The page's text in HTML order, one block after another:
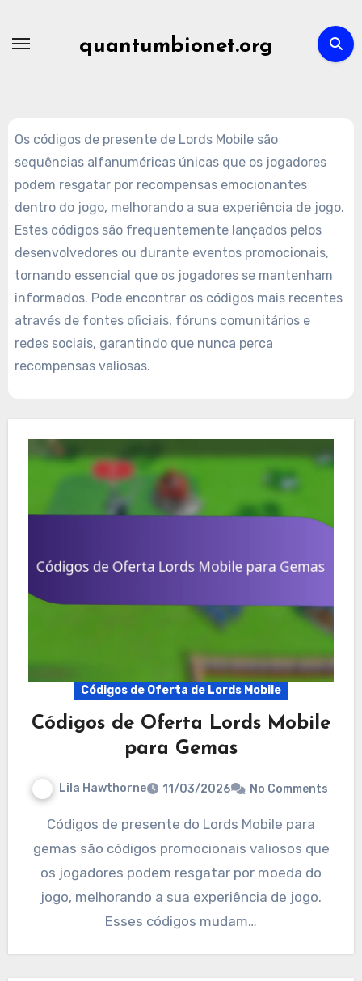
quantumbionet.org
Os códigos de presente de Lords Mobile são
sequências alfanuméricas únicas que os jogadores
podem resgatar por recompensas emocionantes
dentro do jogo, melhorando a sua experiência de jogo.
Estes códigos são frequentemente lançados pelos
desenvolvedores ou durante eventos promocionais,
tornando essencial que os jogadores se mantenham
informados. Pode encontrar os códigos mais recentes
através de fontes oficiais, fóruns comunitários e
redes sociais, garantindo que nunca perca
recompensas valiosas.
Códigos de Oferta de Lords Mobile
Códigos de Oferta Lords Mobile
para Gemas
Lila Hawthorne 11/03/2026 No Comments
Códigos de presente do Lords Mobile para
gemas são códigos promocionais valiosos que
os jogadores podem resgatar por moeda do
jogo, melhorando a sua experiência de jogo.
Esses códigos mudam…